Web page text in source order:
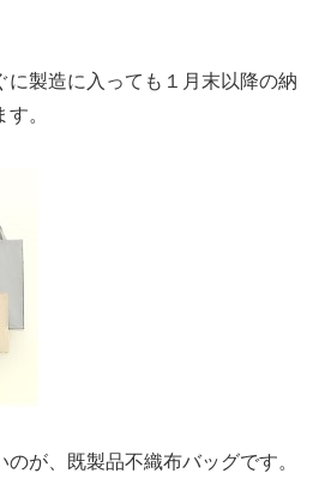
に製造に入っても１月末以降の納
。
が、既製品不織布バッグです。